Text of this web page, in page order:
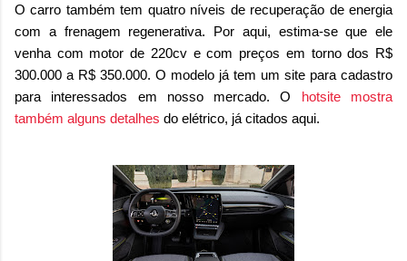
O carro também tem quatro níveis de recuperação de energia
com a frenagem regenerativa. Por aqui, estima-se que ele
venha com motor de 220cv e com preços em torno dos R$
300.000 a R$ 350.000. O modelo já tem um site para cadastro
para interessados em nosso mercado. O hotsite mostra
também alguns detalhes do elétrico, já citados aqui.